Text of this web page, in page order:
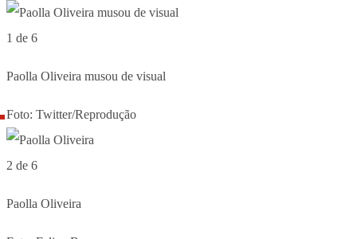
1 de 6
Paolla Oliveira musou de visual
Foto: Twitter/Reprodução
2 de 6
Paolla Oliveira